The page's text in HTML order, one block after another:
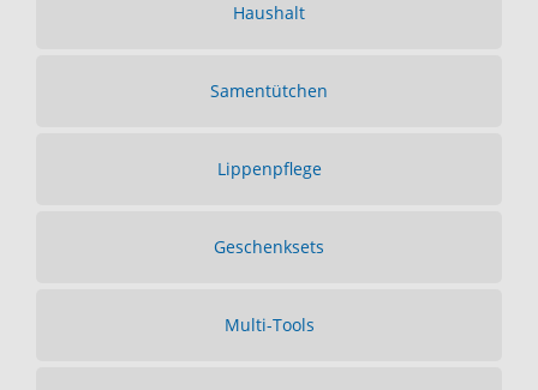
Haushalt
Samentütchen
Lippenpflege
Geschenksets
Multi-Tools